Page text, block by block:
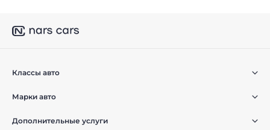
Классы авто
Марки авто
Дополнительные услуги